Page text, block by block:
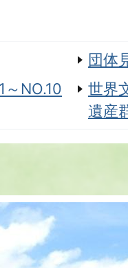
団体
NO.10
世界
遺産